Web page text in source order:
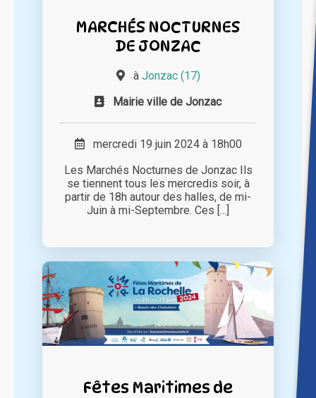
MARCHÉS NOCTURNES
DE JONZAC
à Jonzac (17)
Mairie ville de Jonzac
mercredi 19 juin 2024 à 18h00
Les Marchés Nocturnes de Jonzac Ils
se tiennent tous les mercredis soir, à
partir de 18h autour des halles, de mi-
Juin à mi-Septembre. Ces [...]
Fêtes Maritimes de